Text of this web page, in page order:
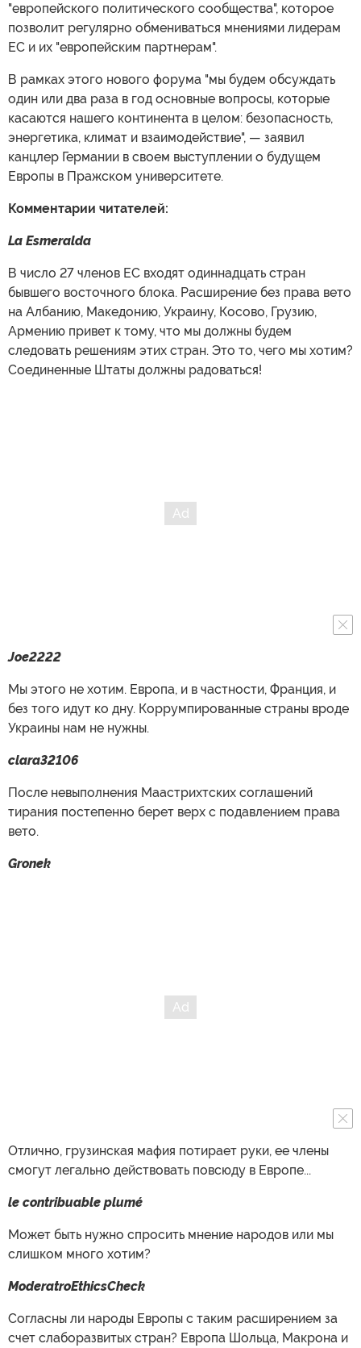
"европейского политического сообщества", которое
позволит регулярно обмениваться мнениями лидерам
ЕС и их "европейским партнерам".
В рамках этого нового форума "мы будем обсуждать
один или два раза в год основные вопросы, которые
касаются нашего континента в целом: безопасность,
энергетика, климат и взаимодействие", — заявил
канцлер Германии в своем выступлении о будущем
Европы в Пражском университете.
Комментарии читателей:
La Esmeralda
В число 27 членов ЕС входят одиннадцать стран
бывшего восточного блока. Расширение без права вето
на Албанию, Македонию, Украину, Косово, Грузию,
Армению привет к тому, что мы должны будем
следовать решениям этих стран. Это то, чего мы хотим?
Соединенные Штаты должны радоваться!
Joe2222
Мы этого не хотим. Европа, и в частности, Франция, и
без того идут ко дну. Коррумпированные страны вроде
Украины нам не нужны.
clara32106
После невыполнения Маастрихтских соглашений
тирания постепенно берет верх с подавлением права
вето.
Gronek
Отлично, грузинская мафия потирает руки, ее члены
смогут легально действовать повсюду в Европе...
le contribuable plumé
Может быть нужно спросить мнение народов или мы
слишком много хотим?
ModeratroEthicsCheck
Согласны ли народы Европы с таким расширением за
счет слаборазвитых стран? Европа Шольца, Макрона и